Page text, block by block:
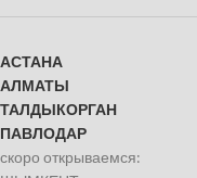
АСТАНА
АЛМАТЫ
ТАЛДЫКОРГАН
ПАВЛОДАР
скоро открываемся: